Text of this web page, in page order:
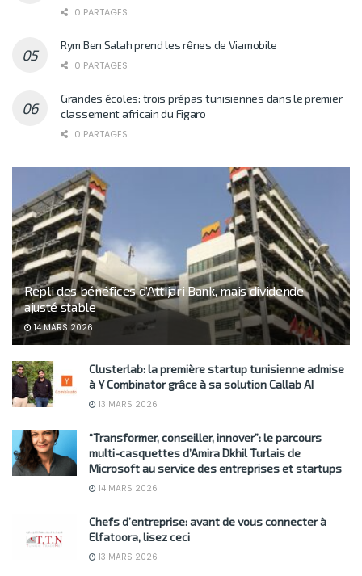
0 PARTAGES
Rym Ben Salah prend les rênes de Viamobile
0 PARTAGES
Grandes écoles: trois prépas tunisiennes dans le premier
classement africain du Figaro
0 PARTAGES
Repli des bénéfices d’Attijari Bank, mais dividende
ajusté stable
14 MARS 2026
Clusterlab: la première startup tunisienne admise
à Y Combinator grâce à sa solution Callab AI
13 MARS 2026
“Transformer, conseiller, innover”: le parcours
multi-casquettes d’Amira Dkhil Turlais de
Microsoft au service des entreprises et startups
14 MARS 2026
Chefs d’entreprise: avant de vous connecter à
Elfatoora, lisez ceci
13 MARS 2026